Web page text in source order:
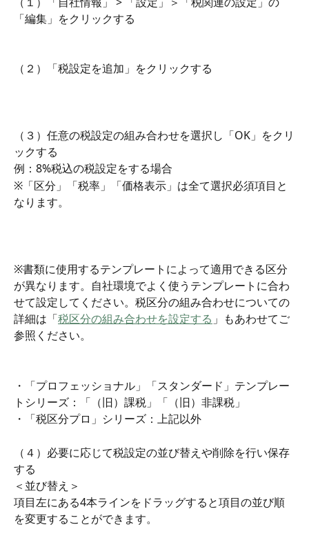
「編集」をクリックする
（２）「税設定を追加」をクリックする
（３）任意の税設定の組み合わせを選択し「OK」をクリ
ックする
例：8%税込の税設定をする場合
※「区分」「税率」「価格表示」は全て選択必須項目と
なります。
※書類に使用するテンプレートによって適用できる区分
が異なります。自社環境でよく使うテンプレートに合わ
せて設定してください。税区分の組み合わせについての
詳細は「税区分の組み合わせを設定する 」もあわせてご
参照ください。
・「プロフェッショナル」「スタンダード」テンプレー
トシリーズ：「（旧）課税」「（旧）非課税」
・「税区分プロ」シリーズ：上記以外
（４）必要に応じて税設定の並び替えや削除を行い保存
する
＜並び替え＞
項目左にある4本ラインをドラッグすると項目の並び順
を変更することができます。